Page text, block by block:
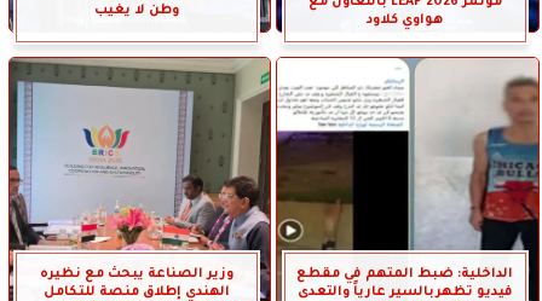
هواوي كلاود
وطن لا يغيب
الداخلية: ضبط المتهم في مقطع
فيديو تظهربالسير عارياً والتعدى
وزير الصناعة يبحث مع نظيره
الهندي إطلاق منصة للتكامل